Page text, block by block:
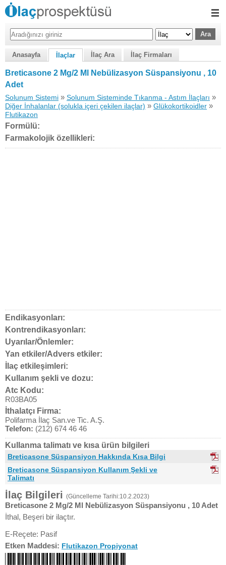
Anasayfa İlaçlar İlaç Ara İlaç Firmaları
Breticasone 2 Mg/2 Ml Nebülizasyon Süspansiyonu , 10
Adet
Solunum Sistemi » Solunum Sisteminde Tıkanma - Astım İlaçları »
Diğer İnhalanlar (solukla içeri çekilen ilaçlar) » Glükokortikoidler »
Flutikazon
Formülü:
Farmakolojik özellikleri:
Endikasyonları:
Kontrendikasyonları:
Uyarılar/Önlemler:
Yan etkiler/Advers etkiler:
İlaç etkileşimleri:
Kullanım şekli ve dozu:
Atc Kodu:
R03BA05
İthalatçı Firma:
Polifarma İlaç San.ve Tic. A.Ş.
Telefon: (212) 674 46 46
Kullanma talimatı ve kısa ürün bilgileri
Breticasone Süspansiyon Hakkında Kısa Bilgi
Breticasone Süspansiyon Kullanım Şekli ve
Talimatı
İlaç Bilgileri (Güncelleme Tarihi:10.2.2023)
Breticasone 2 Mg/2 Ml Nebülizasyon Süspansiyonu , 10 Adet
İthal, Beşeri bir ilaçtır.
E-Reçete: Pasif
Etken Maddesi: Flutikazon Propiyonat